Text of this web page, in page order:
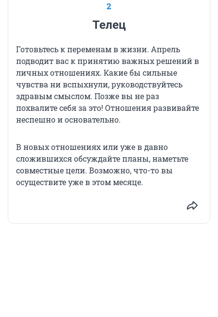
2
Телец
Готовьтесь к переменам в жизни. Апрель
подводит вас к принятию важных решений в
личных отношениях. Какие бы сильные
чувства ни вспыхнули, руководствуйтесь
здравым смыслом. Позже вы не раз
похвалите себя за это! Отношения развивайте
неспешно и основательно.
В новых отношениях или уже в давно
сложившихся обсуждайте планы, наметьте
совместные цели. Возможно, что-то вы
осуществите уже в этом месяце.